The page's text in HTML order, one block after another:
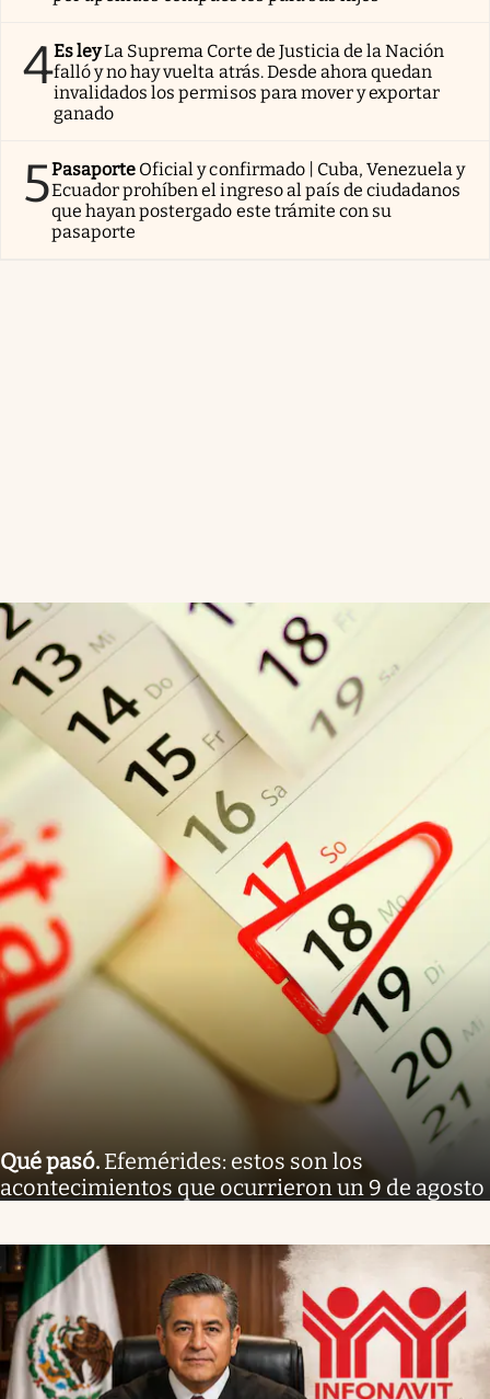
4Es leyLa Suprema Corte de Justicia de la Nación
falló y no hay vuelta atrás. Desde ahora quedan
invalidados los permisos para mover y exportar
ganado
5Pasaporte Oficial y confirmado | Cuba, Venezuela y
Ecuador prohíben el ingreso al país de ciudadanos
que hayan postergado este trámite con su
pasaporte
Qué pasó. Efemérides: estos son los
acontecimientos que ocurrieron un 9 de agosto